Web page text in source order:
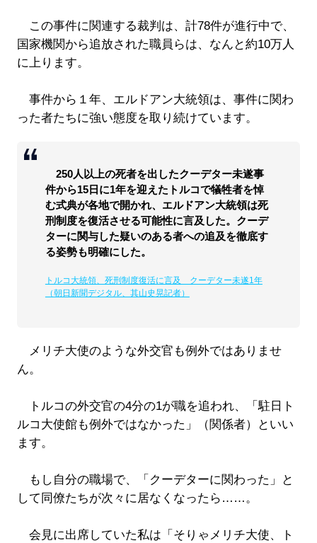
この事件に関連する裁判は、計78件が進行中で、
国家機関から追放された職員らは、なんと約10万人
に上ります。
事件から１年、エルドアン大統領は、事件に関わ
った者たちに強い態度を取り続けています。
250人以上の死者を出したクーデター未遂事
件から15日に1年を迎えたトルコで犠牲者を悼
む式典が各地で開かれ、エルドアン大統領は死
刑制度を復活させる可能性に言及した。クーデ
ターに関与した疑いのある者への追及を徹底す
る姿勢も明確にした。
トルコ大統領、死刑制度復活に言及 クーデター未遂1年
（朝日新聞デジタル、其山史晃記者）
メリチ大使のような外交官も例外ではありませ
ん。
トルコの外交官の4分の1が職を追われ、「駐日ト
ルコ大使館も例外ではなかった」（関係者）といい
ます。
もし自分の職場で、「クーデターに関わった」と
して同僚たちが次々に居なくなったら……。
会見に出席していた私は「そりゃメリチ大使、ト